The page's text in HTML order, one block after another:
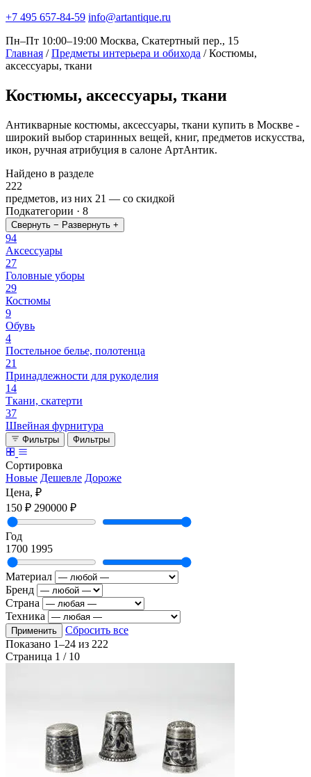
+7 495 657-84-59 info@artantique.ru
Пн–Пт 10:00–19:00 Москва, Скатертный пер., 15
Главная / Предметы интерьера и обихода / Костюмы,
аксессуары, ткани
Костюмы, аксессуары, ткани
Антикварные костюмы, аксессуары, ткани купить в Москве -
широкий выбор старинных вещей, книг, предметов искусства,
икон, ручная атрибуция в салоне АртАнтик.
Найдено в разделе
222
предметов, из них 21 — со скидкой
Подкатегории · 8
Свернуть − Развернуть +
94
Аксессуары
27
Головные уборы
29
Костюмы
9
Обувь
4
Постельное белье, полотенца
21
Принадлежности для рукоделия
14
Ткани, скатерти
37
Швейная фурнитура
Фильтры Фильтры
Сортировка
Новые Дешевле Дороже
Цена, ₽
150 ₽ 290000 ₽
Год
1700 1995
Материал
Бренд
Страна
Техника
Применить
Сбросить все
Показано 1–24 из 222
Страница 1 / 10